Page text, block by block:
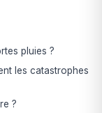
pluies ?
les catastrophes
?